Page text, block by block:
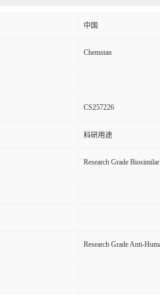
中国
Chemstan
CS257226
科研用途
Research Grade Biosimilar
Research Grade Anti-